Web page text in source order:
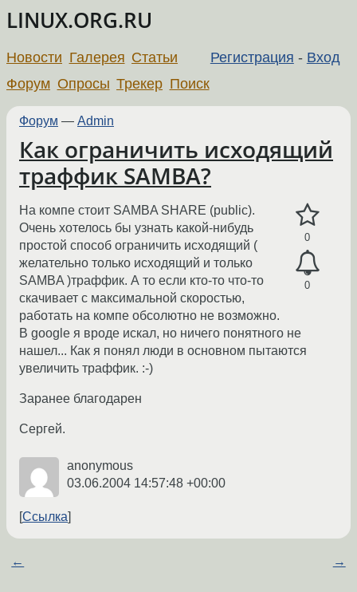
LINUX.ORG.RU
Регистрация - Вход
Новости Галерея Статьи
Форум Опросы Трекер Поиск
Форум — Admin
Как ограничить исходящий
траффик SAMBA?
0
0
На компе стоит SAMBA SHARE (public).
Очень хотелось бы узнать какой-нибудь
простой способ ограничить исходящий (
желательно только исходящий и только
SAMBA )траффик. А то если кто-то что-то
скачивает с максимальной скоростью,
работать на компе обсолютно не возможно.
В google я вроде искал, но ничего понятного не
нашел... Как я понял люди в основном пытаются
увеличить траффик. :-)
Заранее благодарен
Сергей.
anonymous
03.06.2004 14:57:48 +00:00
Ссылка
← →